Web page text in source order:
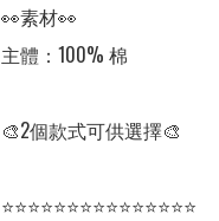
👀素材👀
主體：100% 棉
🎨2個款式可供選擇🎨
⭐⭐⭐⭐⭐⭐⭐⭐⭐⭐⭐⭐⭐⭐⭐